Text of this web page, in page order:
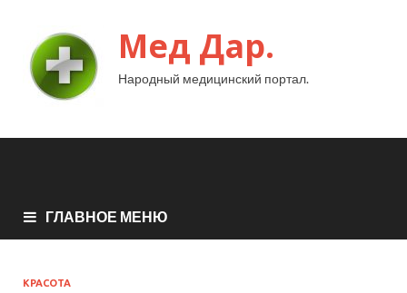
Мед Дар.
Народный медицинский портал.
ГЛАВНОЕ МЕНЮ
КРАСОТА